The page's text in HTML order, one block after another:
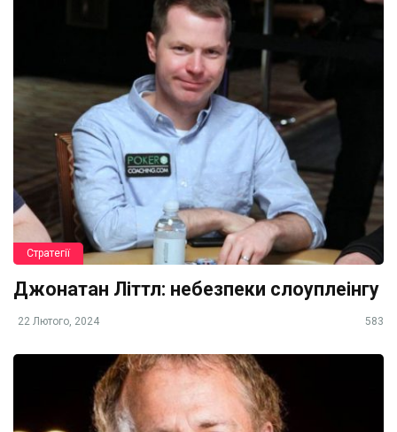
Стратегії
Джонатан Літтл: небезпеки слоуплеінгу
22 Лютого, 2024 583